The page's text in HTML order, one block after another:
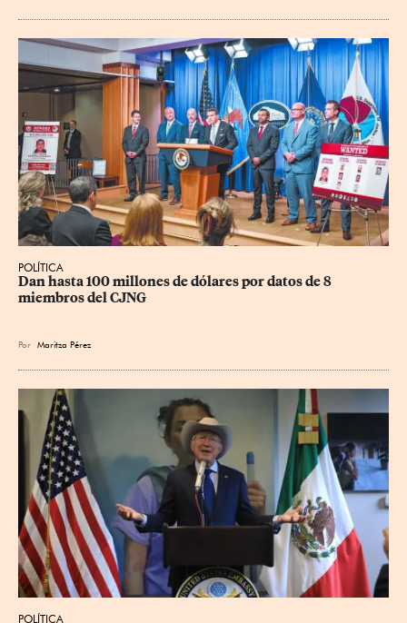
POLÍTICA
Dan hasta 100 millones de dólares por datos de 8
miembros del CJNG
Por Maritza Pérez
POLÍTICA